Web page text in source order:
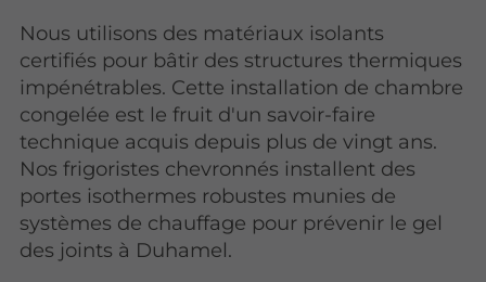
Nous utilisons des matériaux isolants
certifiés pour bâtir des structures thermiques
impénétrables. Cette installation de chambre
congelée est le fruit d'un savoir-faire
technique acquis depuis plus de vingt ans.
Nos frigoristes chevronnés installent des
portes isothermes robustes munies de
systèmes de chauffage pour prévenir le gel
des joints à Duhamel.